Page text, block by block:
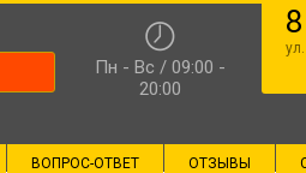
Пн - Вс / 09:00 -
20:00
ВОПРОС-ОТВЕТ ОТЗЫВЫ